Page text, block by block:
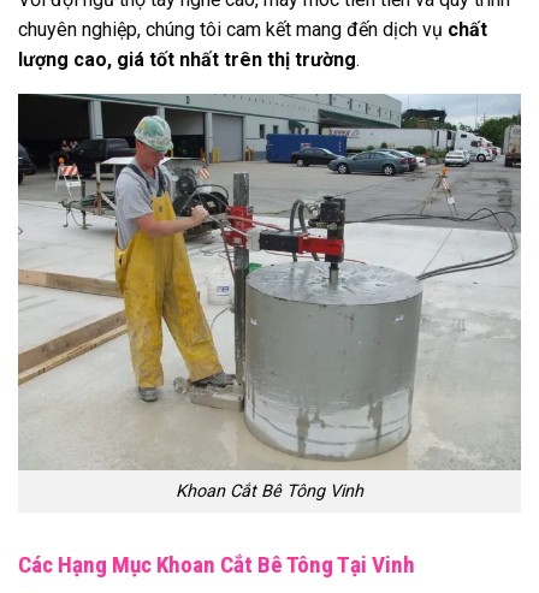
chuyên nghiệp, chúng tôi cam kết mang đến dịch vụ chất
lượng cao, giá tốt nhất trên thị trường.
Khoan Cắt Bê Tông Vinh
Các Hạng Mục Khoan Cắt Bê Tông Tại Vinh